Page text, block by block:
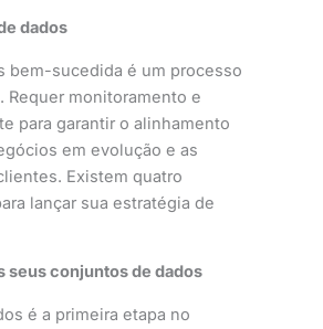
dados
bem-sucedida é um processo
Requer monitoramento e
para garantir o alinhamento
em evolução e as
Existem quatro
lançar sua estratégia de
seus conjuntos de dados
é a primeira etapa no